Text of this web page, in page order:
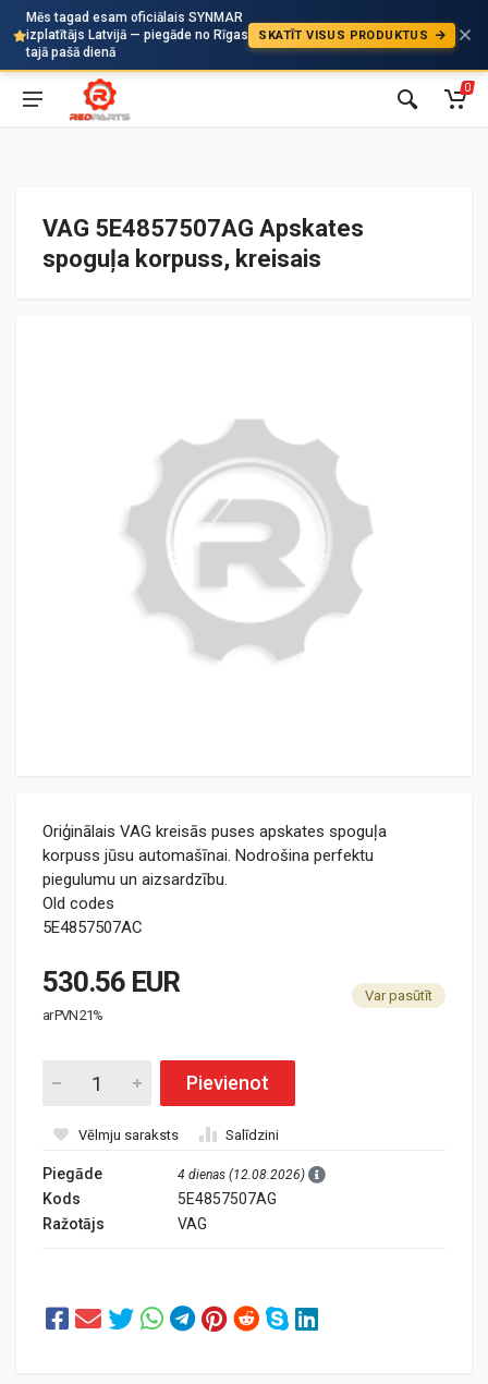
Mēs tagad esam oficiālais SYNMAR
izplatītājs Latvijā — piegāde no Rīgas
tajā pašā dienā
SKATĪT VISUS PRODUKTUS
Auto
0
VAG 5E4857507AG Apskates
spoguļa korpuss, kreisais
Oriģinālais VAG kreisās puses apskates spoguļa
korpuss jūsu automašīnai. Nodrošina perfektu
piegulumu un aizsardzību.
Old codes
5E4857507AC
530.56 EUR
ar PVN 21%
Var pasūtīt
Pievienot
Vēlmju saraksts Salīdzini
Piegāde 4 dienas (12.08.2026)
Kods
5E4857507AG
Ražotājs
VAG